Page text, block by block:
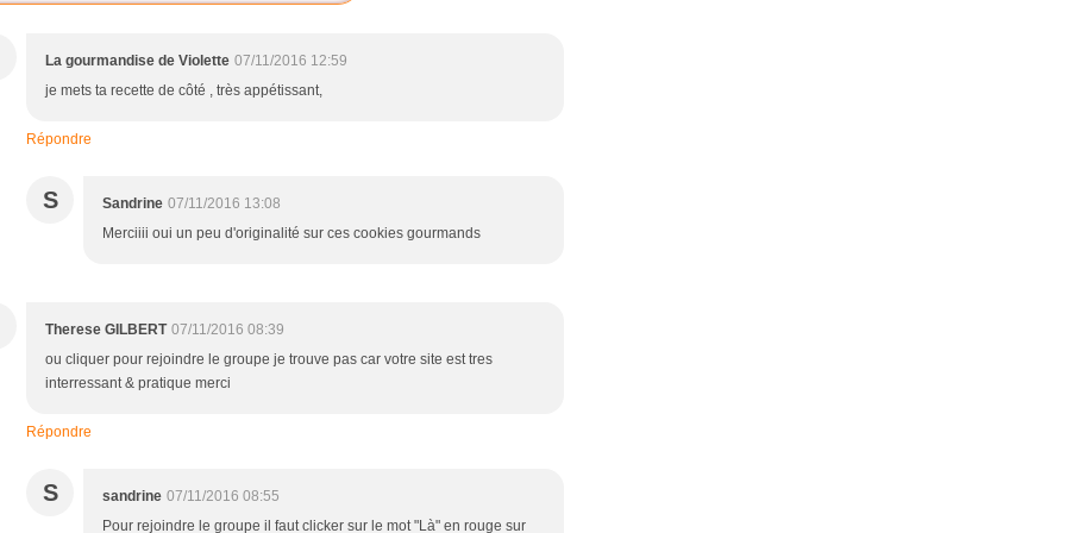
La gourmandise de Violette 07/11/2016 12:59
je mets ta recette de côté , très appétissant,
Répondre
S Sandrine 07/11/2016 13:08
Merciiii oui un peu d'originalité sur ces cookies gourmands
Therese GILBERT 07/11/2016 08:39
ou cliquer pour rejoindre le groupe je trouve pas car votre site est tres
interressant & pratique merci
Répondre
S sandrine 07/11/2016 08:55
Pour rejoindre le groupe il faut clicker sur le mot "Là" en rouge sur